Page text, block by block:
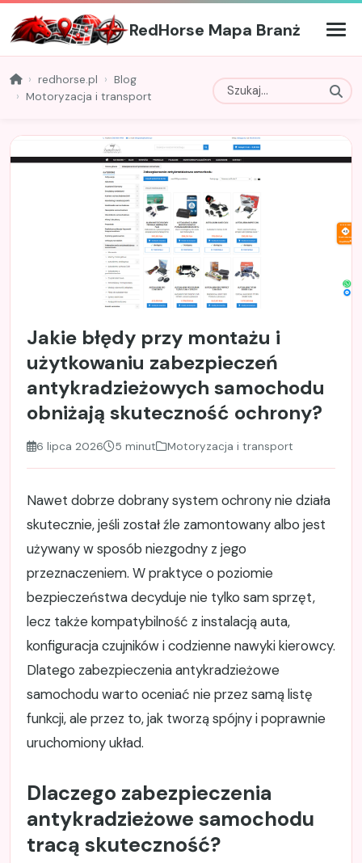
RedHorse Mapa Branż
redhorse.pl
Blog
Motoryzacja i transport
Jakie błędy przy montażu i
użytkowaniu zabezpieczeń
antykradzieżowych samochodu
obniżają skuteczność ochrony?
6 lipca 2026 5 minut Motoryzacja i transport
Nawet dobrze dobrany system ochrony nie działa
skutecznie, jeśli został źle zamontowany albo jest
używany w sposób niezgodny z jego
przeznaczeniem. W praktyce o poziomie
bezpieczeństwa decyduje nie tylko sam sprzęt,
lecz także kompatybilność z instalacją auta,
konfiguracja czujników i codzienne nawyki kierowcy.
Dlatego zabezpieczenia antykradzieżowe
samochodu warto oceniać nie przez samą listę
funkcji, ale przez to, jak tworzą spójny i poprawnie
uruchomiony układ.
Dlaczego zabezpieczenia
antykradzieżowe samochodu
tracą skuteczność?